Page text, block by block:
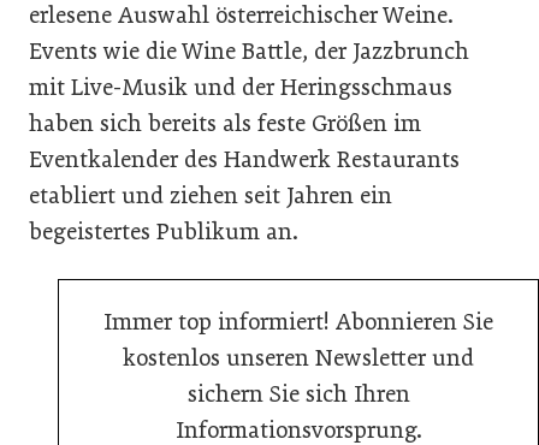
erlesene Auswahl österreichischer Weine.
Events wie die Wine Battle, der Jazzbrunch
mit Live-Musik und der Heringsschmaus
haben sich bereits als feste Größen im
Eventkalender des Handwerk Restaurants
etabliert und ziehen seit Jahren ein
begeistertes Publikum an.
Immer top informiert! Abonnieren Sie
kostenlos unseren Newsletter und
sichern Sie sich Ihren
Informationsvorsprung.